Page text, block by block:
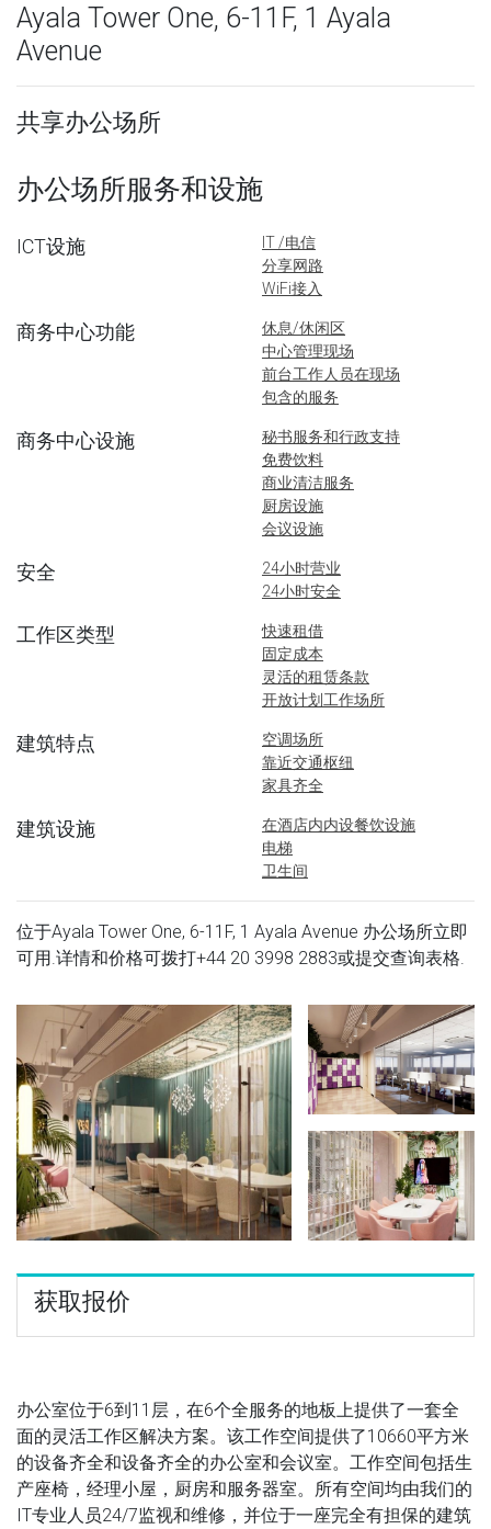
Ayala Tower One, 6-11F, 1 Ayala
Avenue
共享办公场所
办公场所服务和设施
ICT设施
IT /电信
分享网路
WiFi接入
商务中心功能
休息/休闲区
中心管理现场
前台工作人员在现场
包含的服务
商务中心设施
秘书服务和行政支持
免费饮料
商业清洁服务
厨房设施
会议设施
安全
24小时营业
24小时安全
工作区类型
快速租借
固定成本
灵活的租赁条款
开放计划工作场所
建筑特点
空调场所
靠近交通枢纽
家具齐全
建筑设施
在酒店内内设餐饮设施
电梯
卫生间
位于Ayala Tower One, 6-11F, 1 Ayala Avenue 办公场所立即
可用.详情和价格可拨打+44 20 3998 2883或提交查询表格.
获取报价
办公室位于6到11层，在6个全服务的地板上提供了一套全
面的灵活工作区解决方案。该工作空间提供了10660平方米
的设备齐全和设备齐全的办公室和会议室。工作空间包括生
产座椅，经理小屋，厨房和服务器室。所有空间均由我们的
IT专业人员24/7监视和维修，并位于一座完全有担保的建筑